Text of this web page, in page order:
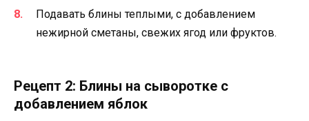
Подавать блины теплыми, с добавлением
нежирной сметаны, свежих ягод или фруктов.
Рецепт 2: Блины на сыворотке с
добавлением яблок